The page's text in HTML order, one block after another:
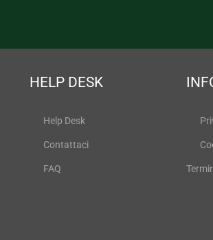
HELP DESK
Help Desk
Contattaci
FAQ